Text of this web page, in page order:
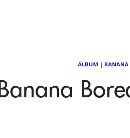
ÁLBUM | BANANA
Banana